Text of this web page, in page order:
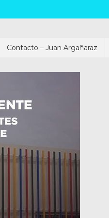
Contacto – Juan Argañaraz